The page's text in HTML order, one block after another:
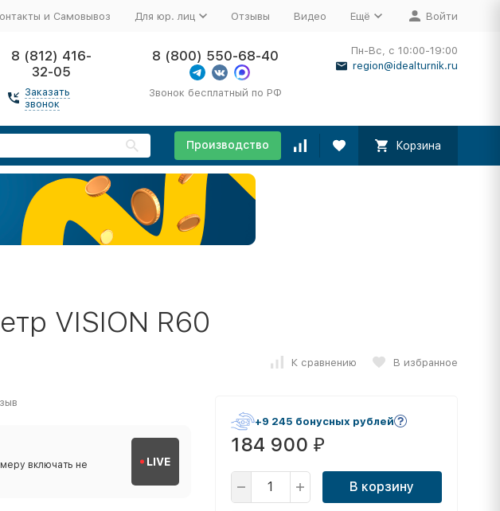
и Самовывоз Для юр. лиц Отзывы Видео Ещё Войти
8 (812) 416-
32-05
Заказать
звонок
8 (800) 550-68-40
Звонок бесплатный по РФ
Пн-Вс, с 10:00-19:00
region@idealturnik.ru
Производство Корзина
VISION R60
К сравнению В избранное
включать не
LIVE
+9 245 бонусных рублей
184 900 ₽
В корзину